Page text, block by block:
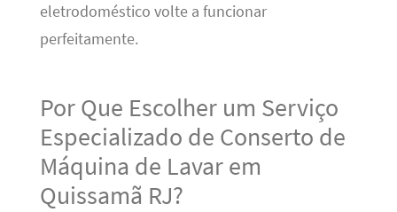
eletrodoméstico volte a funcionar
perfeitamente.
Por Que Escolher um Serviço
Especializado de Conserto de
Máquina de Lavar em
Quissamã RJ?